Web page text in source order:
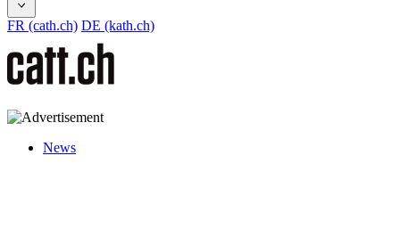
FR (cath.ch) DE (kath.ch)
News